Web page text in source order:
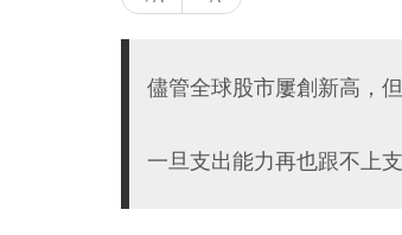
儘管全球股市屢創新高，
一旦支出能力再也跟不上